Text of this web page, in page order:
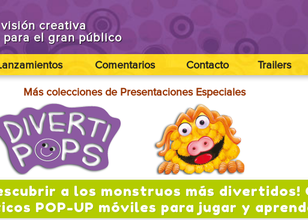
creativa
para el gran público
Comentarios Contacto Trailers
Más colecciones de Presentaciones Especiales
a los monstruos más divertidos!
POP-UP móviles para jugar y